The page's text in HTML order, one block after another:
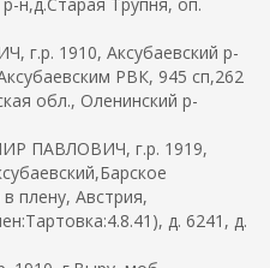
1910, Аксубаевский р-
РВК, 945 сп,262
обл., Оленинский р-
ПАВЛОВИЧ, г.р. 1919,
плену, Австрия,
д. 6241, д.